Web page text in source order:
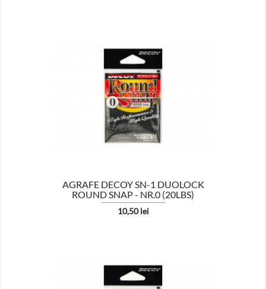
AGRAFE DECOY SN-1 DUOLOCK
ROUND SNAP - NR.0 (20LBS)
Pret
10,50 lei
